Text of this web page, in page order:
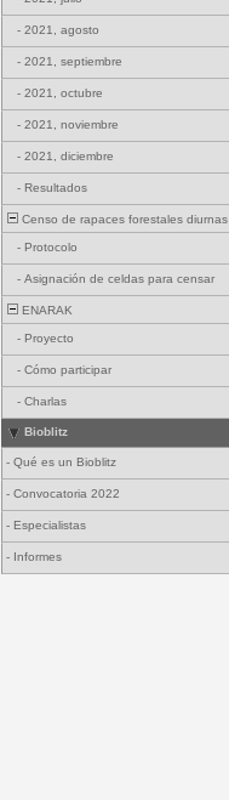
- 2021, agosto
- 2021, septiembre
- 2021, octubre
- 2021, noviembre
- 2021, diciembre
- Resultados
Censo de rapaces forestales diurnas
- Protocolo
- Asignación de celdas para censar
ENARAK
- Proyecto
- Cómo participar
- Charlas
Bioblitz
- Qué es un Bioblitz
- Convocatoria 2022
- Especialistas
- Informes